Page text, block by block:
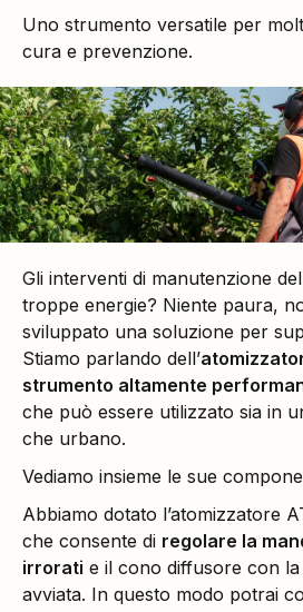
Uno strumento versatile per
cura e prevenzione.
Gli interventi di manutenzione
troppe energie? Niente paura,
sviluppato una soluzione per
Stiamo parlando dell’
strumento altamente
che può essere utilizzato sia in
che urbano.
Vediamo insieme le sue
Abbiamo dotato l’atomizzatore
che consente di regolare la
irrorati e il cono diffusore con
avviata. In questo modo potrai